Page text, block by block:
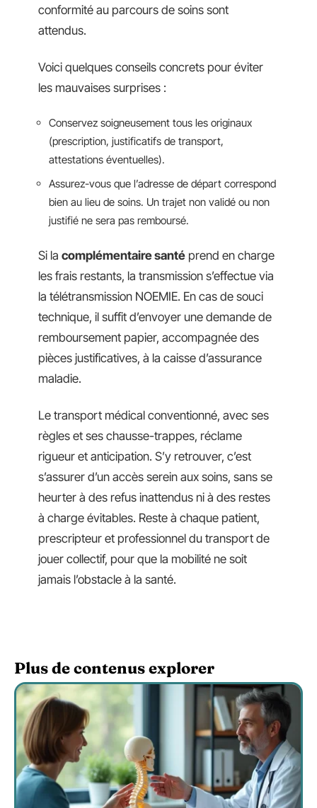
conformité au parcours de soins sont
attendus.
Voici quelques conseils concrets pour éviter
les mauvaises surprises :
Conservez soigneusement tous les originaux
(prescription, justificatifs de transport,
attestations éventuelles).
Assurez-vous que l’adresse de départ correspond
bien au lieu de soins. Un trajet non validé ou non
justifié ne sera pas remboursé.
Si la complémentaire santé prend en charge
les frais restants, la transmission s’effectue via
la télétransmission NOEMIE. En cas de souci
technique, il suffit d’envoyer une demande de
remboursement papier, accompagnée des
pièces justificatives, à la caisse d’assurance
maladie.
Le transport médical conventionné, avec ses
règles et ses chausse-trappes, réclame
rigueur et anticipation. S’y retrouver, c’est
s’assurer d’un accès serein aux soins, sans se
heurter à des refus inattendus ni à des restes
à charge évitables. Reste à chaque patient,
prescripteur et professionnel du transport de
jouer collectif, pour que la mobilité ne soit
jamais l’obstacle à la santé.
Plus de contenus explorer